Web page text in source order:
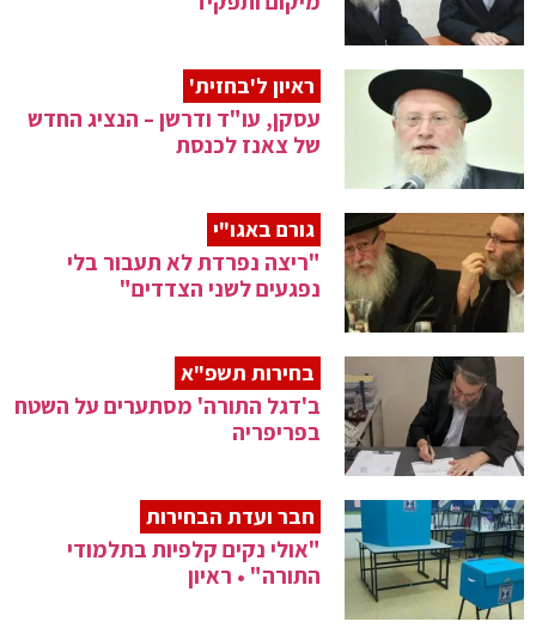
ראיון ל'בחזית'
עסקן, עו"ד ודרשן – הנציג החדש
של צאנז לכנסת
גורם באגו"י
"ריצה נפרדת לא תעבור בלי
נפגעים לשני הצדדים"
בחירות תשפ"א
ב'דגל התורה' מסתערים על השטח
בפריפריה
חבר ועדת הבחירות
"אולי נקים קלפיות בתלמודי
התורה" • ראיון